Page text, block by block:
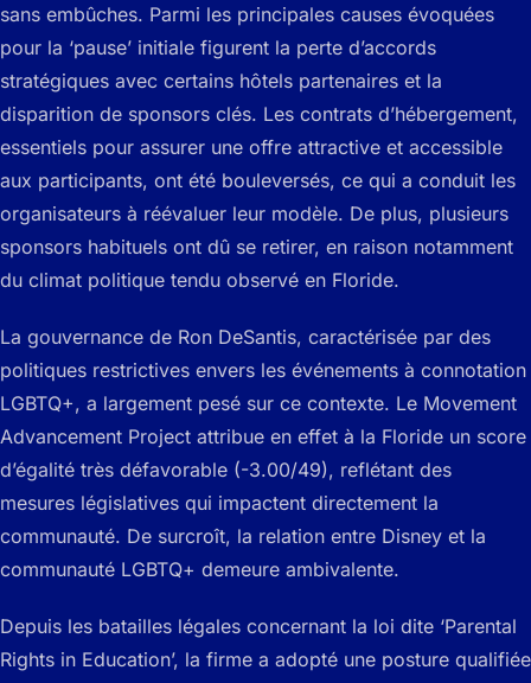
sans embûches. Parmi les principales causes évoquées
pour la ‘pause’ initiale figurent la perte d’accords
stratégiques avec certains hôtels partenaires et la
disparition de sponsors clés. Les contrats d’hébergement,
essentiels pour assurer une offre attractive et accessible
aux participants, ont été bouleversés, ce qui a conduit les
organisateurs à réévaluer leur modèle. De plus, plusieurs
sponsors habituels ont dû se retirer, en raison notamment
du climat politique tendu observé en Floride.
La gouvernance de Ron DeSantis, caractérisée par des
politiques restrictives envers les événements à connotation
LGBTQ+, a largement pesé sur ce contexte. Le Movement
Advancement Project attribue en effet à la Floride un score
d’égalité très défavorable (-3.00/49), reflétant des
mesures législatives qui impactent directement la
communauté. De surcroît, la relation entre Disney et la
communauté LGBTQ+ demeure ambivalente.
Depuis les batailles légales concernant la loi dite ‘Parental
Rights in Education’, la firme a adopté une posture qualifiée